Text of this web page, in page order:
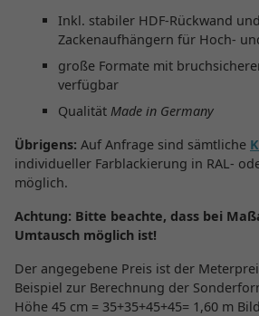
Inkl. stabiler HDF-Rückwand und
Zackenaufhängern für Hoch-
große Formate mit
verfügbar
Qualität Made in Germany
Übrigens: Auf Anfrage sind sämtliche
individueller Farblackierung in RAL-
möglich.
Achtung: Bitte beachte, dass bei
Umtausch möglich ist!
Der angegebene Preis ist der
Beispiel zur Berechnung der
Höhe 45 cm = 35+35+45+45= 1,60 m